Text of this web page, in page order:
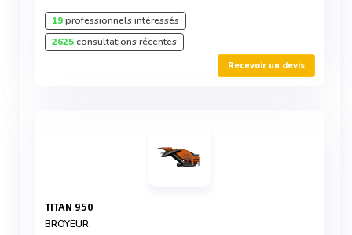
19professionnels intéressés
2625consultations récentes
Recevoir un devis
TITAN 950
BROYEUR